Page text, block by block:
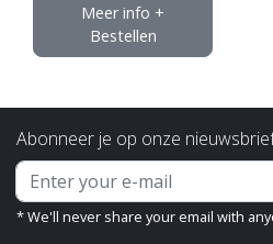
Meer info +
Bestellen
Abonneer je op onze
* We'll never share your email with